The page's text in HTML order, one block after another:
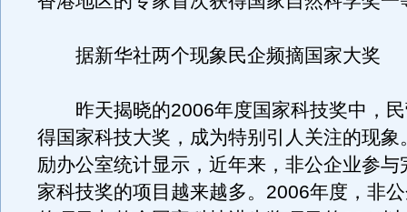
据新华社两个现象民企频摘国家大奖
昨天揭晓的2006年度国家科技奖中，民
得国家科技大奖，成为特别引人关注的现象
励办公室统计显示，近年来，非公企业参与
家科技奖的项目越来越多。2006年度，非